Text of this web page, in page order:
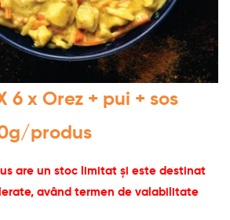
6 x Orez + pui + sos
produs
are un stoc limitat și este destinat
având termen de valabilitate